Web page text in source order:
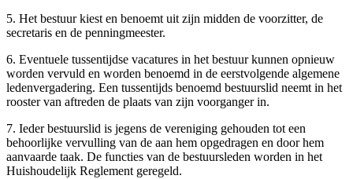
5. Het bestuur kiest en benoemt uit zijn midden de voorzitter, de
secretaris en de penningmeester.
6. Eventuele tussentijdse vacatures in het bestuur kunnen opnieuw
worden vervuld en worden benoemd in de eerstvolgende algemene
ledenvergadering. Een tussentijds benoemd bestuurslid neemt in het
rooster van aftreden de plaats van zijn voorganger in.
7. Ieder bestuurslid is jegens de vereniging gehouden tot een
behoorlijke vervulling van de aan hem opgedragen en door hem
aanvaarde taak. De functies van de bestuursleden worden in het
Huishoudelijk Reglement geregeld.